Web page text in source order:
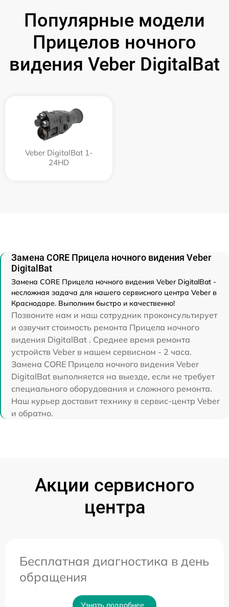
Популярные модели
Прицелов ночного
видения Veber DigitalBat
Veber DigitalBat 1-
24HD
Замена CORE Прицела ночного видения Veber
DigitalBat
Замена CORE Прицела ночного видения Veber DigitalBat -
несложная задача для нашего сервисного центра Veber в
Краснодаре. Выполним быстро и качественно!
Позвоните нам и наш сотрудник проконсультирует
и озвучит стоимость ремонта Прицела ночного
видения DigitalBat . Среднее время ремонта
устройств Veber в нашем сервисном - 2 часа.
Замена CORE Прицела ночного видения Veber
DigitalBat выполняется на выезде, если не требует
специального оборудования и сложного ремонта.
Наш курьер доставит технику в сервис-центр Veber
и обратно.
Акции сервисного
центра
Бесплатная диагностика в день
обращения
Узнать подробнее